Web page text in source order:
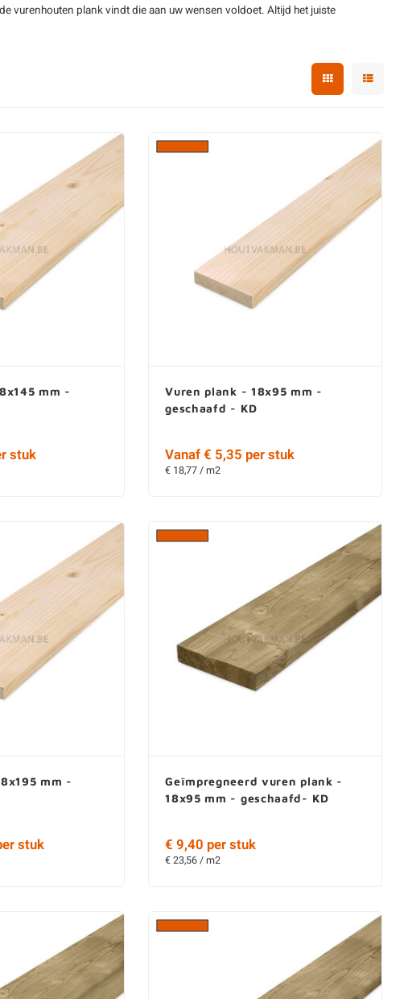
tuinhout (kleuren)
Steigerhout
vurenhouten plank vindt die aan uw wensen voldoet. Altijd het juiste
mm -
stuk
Vuren plank - 18x95 mm -
geschaafd - KD
Vanaf € 5,35 per stuk
€ 18,77 / m2
mm -
stuk
Geïmpregneerd vuren plank -
18x95 mm - geschaafd- KD
€ 9,40 per stuk
€ 23,56 / m2